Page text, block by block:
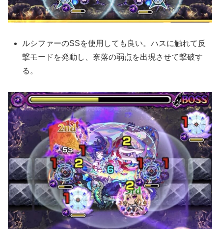
ルシファーのSSを使用しても良い。ハスに触れて反
撃モードを発動し、奈落の弱点を出現させて撃破す
る。